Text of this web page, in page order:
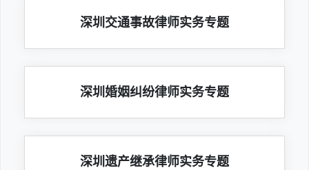
深圳交通事故律师实务专题
深圳婚姻纠纷律师实务专题
深圳遗产继承律师实务专题